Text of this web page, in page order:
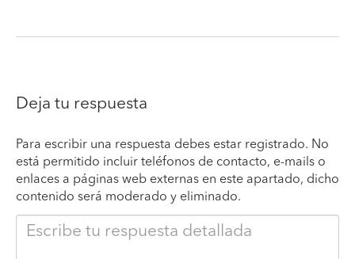
Deja tu respuesta
Para escribir una respuesta debes estar registrado. No
está permitido incluir teléfonos de contacto, e-mails o
enlaces a páginas web externas en este apartado, dicho
contenido será moderado y eliminado.